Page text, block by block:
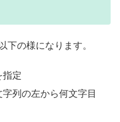
下の様になります。
指定
列の左から何文字目